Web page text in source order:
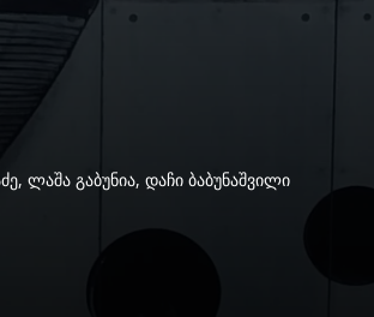
ლაშა გაბუნია, დაჩი ბაბუნაშვილი